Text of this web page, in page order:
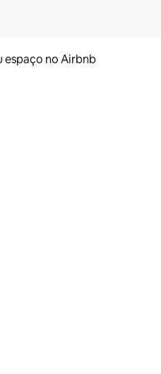
espaço no Airbnb